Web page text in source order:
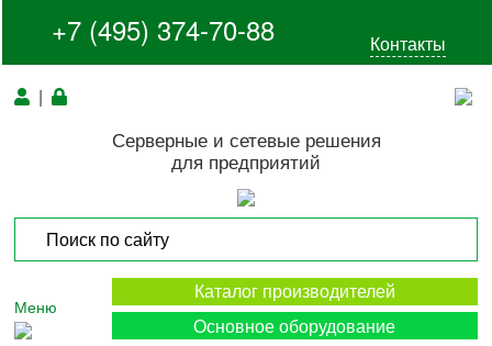
+7 (495) 374-70-88 Контакты
|
Серверные и сетевые решения
для предприятий
Меню
Каталог производителей
Основное оборудование